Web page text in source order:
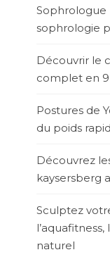
Sophrologue
sophrologie
Découvrir le
complet en
Postures de
du poids
Découvrez
kaysersberg
Sculptez
naturel